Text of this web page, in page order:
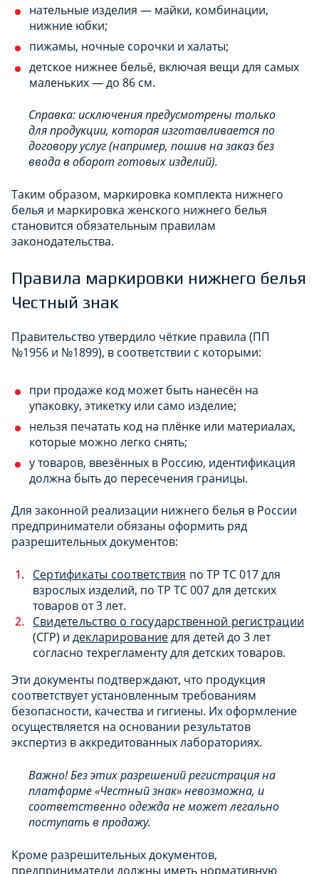
нательные изделия — майки, комбинации,
нижние юбки;
пижамы, ночные сорочки и халаты;
детское нижнее бельё, включая вещи для самых
маленьких — до 86 см.
Справка: исключения предусмотрены только
для продукции, которая изготавливается по
договору услуг (например, пошив на заказ без
ввода в оборот готовых изделий).
Таким образом, маркировка комплекта нижнего
белья и маркировка женского нижнего белья
становится обязательным правилам
законодательства.
Правила маркировки нижнего белья
Честный знак
Правительство утвердило чёткие правила (ПП
№1956 и №1899), в соответствии с которыми:
при продаже код может быть нанесён на
упаковку, этикетку или само изделие;
нельзя печатать код на плёнке или материалах,
которые можно легко снять;
у товаров, ввезённых в Россию, идентификация
должна быть до пересечения границы.
Для законной реализации нижнего белья в России
предприниматели обязаны оформить ряд
разрешительных документов:
Сертификаты соответствия по ТР ТС 017 для
взрослых изделий, по ТР ТС 007 для детских
товаров от 3 лет.
Свидетельство о государственной регистрации
(СГР) и декларированиедля детей до 3 лет
согласно техрегламенту для детских товаров.
Эти документы подтверждают, что продукция
соответствует установленным требованиям
безопасности, качества и гигиены. Их оформление
осуществляется на основании результатов
экспертиз в аккредитованных лабораториях.
Важно! Без этих разрешений регистрация на
платформе «Честный знак» невозможна, и
соответственно одежда не может легально
поступать в продажу.
Кроме разрешительных документов,
предприниматели должны иметь нормативную